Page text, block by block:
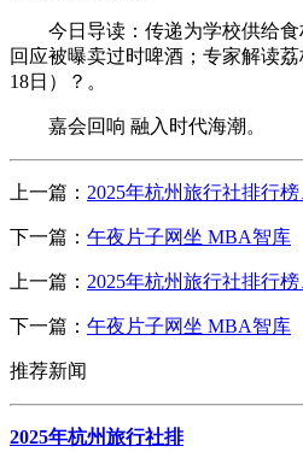
今日导读：传递为学校供给食
回应被曝卖过时啤酒；专家解读荔
18日）？。
嘉会回响 融入时代海潮。
上一篇： 2025年杭州旅行社排行
下一篇： 午夜片子网坐 MBA智库
上一篇： 2025年杭州旅行社排行
下一篇： 午夜片子网坐 MBA智库
推荐新闻
2025年杭州旅行社排